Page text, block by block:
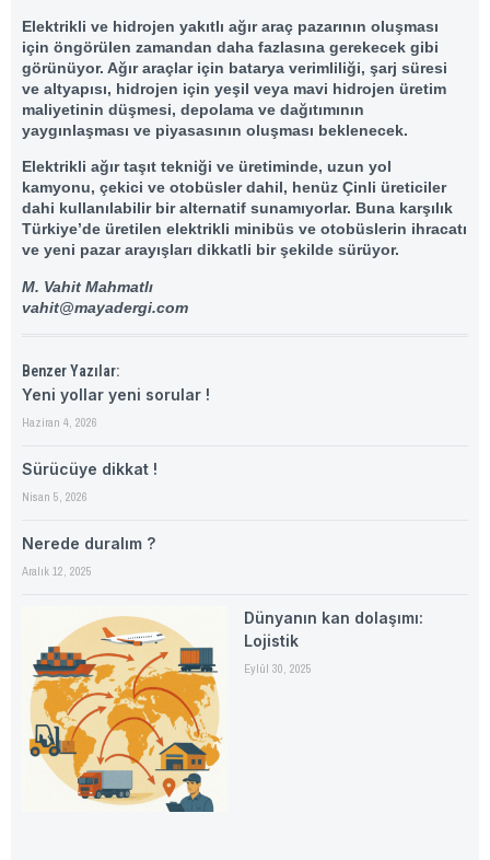
Elektrikli ve hidrojen yakıtlı ağır araç pazarının oluşması
için öngörülen zamandan daha fazlasına gerekecek gibi
görünüyor. Ağır araçlar için batarya verimliliği, şarj süresi
ve altyapısı, hidrojen için yeşil veya mavi hidrojen üretim
maliyetinin düşmesi, depolama ve dağıtımının
yaygınlaşması ve piyasasının oluşması beklenecek.
Elektrikli ağır taşıt tekniği ve üretiminde, uzun yol
kamyonu, çekici ve otobüsler dahil, henüz Çinli üreticiler
dahi kullanılabilir bir alternatif sunamıyorlar. Buna karşılık
Türkiye’de üretilen elektrikli minibüs ve otobüslerin ihracatı
ve yeni pazar arayışları dikkatli bir şekilde sürüyor.
M. Vahit Mahmatlı
vahit@mayadergi.com
Benzer Yazılar:
Yeni yollar yeni sorular !
Haziran 4, 2026
Sürücüye dikkat !
Nisan 5, 2026
Nerede duralım ?
Aralık 12, 2025
Dünyanın kan dolaşımı:
Lojistik
Eylül 30, 2025